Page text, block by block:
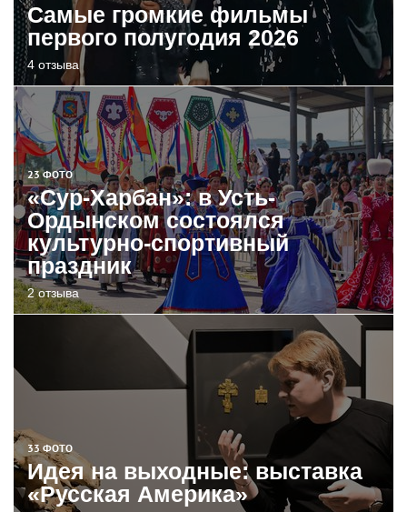
Самые громкие фильмы
первого полугодия 2026
4 отзыва
23 ФОТО
«Сур-Харбан»: в Усть-
Ордынском состоялся
культурно-спортивный
праздник
2 отзыва
33 ФОТО
Идея на выходные: выставка
«Русская Америка»